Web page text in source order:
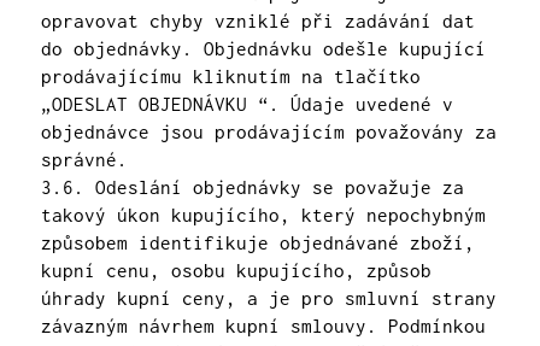
opravovat chyby vzniklé při zadávání dat
do objednávky. Objednávku odešle kupující
prodávajícímu kliknutím na tlačítko
„ODESLAT OBJEDNÁVKU “. Údaje uvedené v
objednávce jsou prodávajícím považovány za
správné.
3.6. Odeslání objednávky se považuje za
takový úkon kupujícího, který nepochybným
způsobem identifikuje objednávané zboží,
kupní cenu, osobu kupujícího, způsob
úhrady kupní ceny, a je pro smluvní strany
závazným návrhem kupní smlouvy. Podmínkou